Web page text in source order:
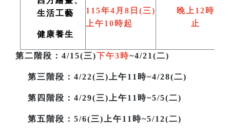
晚上12時
止
生活工藝
健康養生
115年4月8日(三)
上午10時起
第二階段 ：4/15(三)下午3時~4/21(二)
第三階段 ：4/22(三)上午11時~4/28(二)
第四階段：4/29(三)上午11時~5/5(二)
第五階段：5/6(三)上午11時~5/12(二)